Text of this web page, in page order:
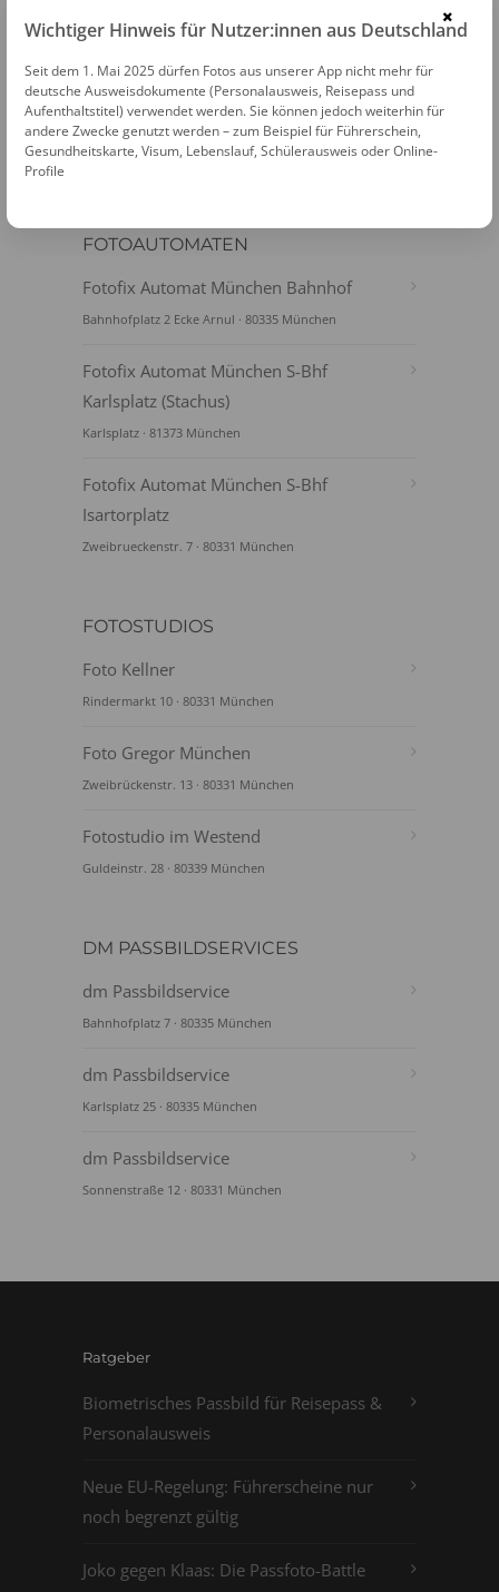
FOTOAUTOMATEN
Fotofix Automat München Bahnhof
Bahnhofplatz 2 Ecke Arnul · 80335 München
Fotofix Automat München S-Bhf
Karlsplatz (Stachus)
Karlsplatz · 81373 München
Fotofix Automat München S-Bhf
Isartorplatz
Zweibrueckenstr. 7 · 80331 München
FOTOSTUDIOS
Foto Kellner
Rindermarkt 10 · 80331 München
Foto Gregor München
Zweibrückenstr. 13 · 80331 München
Fotostudio im Westend
Guldeinstr. 28 · 80339 München
DM PASSBILDSERVICES
dm Passbildservice
Bahnhofplatz 7 · 80335 München
dm Passbildservice
Karlsplatz 25 · 80335 München
dm Passbildservice
Sonnenstraße 12 · 80331 München
Ratgeber
Biometrisches Passbild für Reisepass &
Personalausweis
Neue EU-Regelung: Führerscheine nur
noch begrenzt gültig
Joko gegen Klaas: Die Passfoto-Battle
×
Wichtiger Hinweis für Nutzer:innen aus Deutschland
Seit dem 1. Mai 2025 dürfen Fotos aus unserer App nicht mehr für
deutsche Ausweisdokumente (Personalausweis, Reisepass und
Aufenthaltstitel) verwendet werden. Sie können jedoch weiterhin für
andere Zwecke genutzt werden – zum Beispiel für Führerschein,
Gesundheitskarte, Visum, Lebenslauf, Schülerausweis oder Online-
Profile